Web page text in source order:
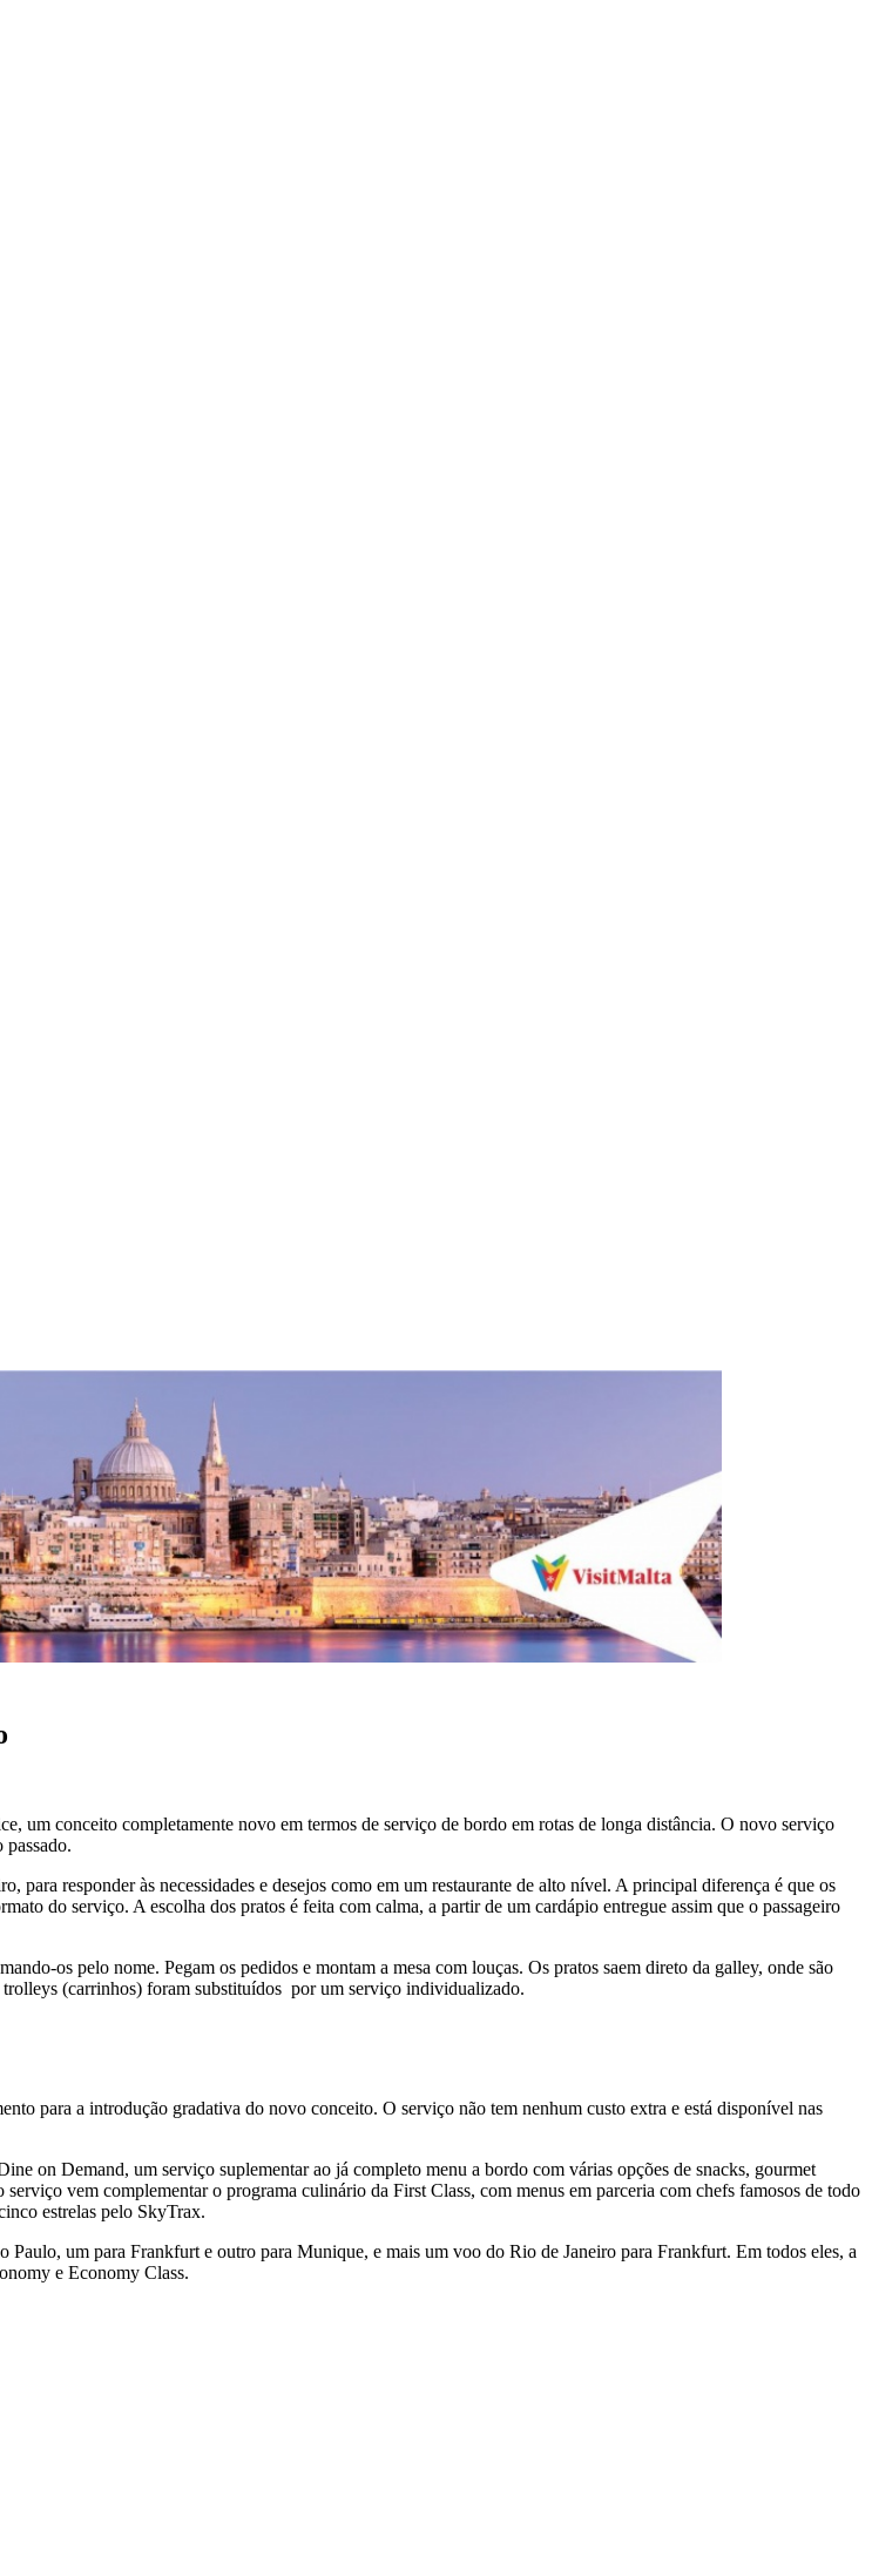
um conceito completamente novo em termos de serviço de bordo em rotas de longa distância. O novo serviço
para responder às necessidades e desejos como em um restaurante de alto nível. A principal diferença é que os
do serviço. A escolha dos pratos é feita com calma, a partir de um cardápio entregue assim que o passageiro
os pelo nome. Pegam os pedidos e montam a mesa com louças. Os pratos saem direto da galley, onde são
trolleys (carrinhos) foram substituídos por um serviço individualizado.
para a introdução gradativa do novo conceito. O serviço não tem nenhum custo extra e está disponível nas
on Demand, um serviço suplementar ao já completo menu a bordo com várias opções de snacks, gourmet
vem complementar o programa culinário da First Class, com menus em parceria com chefs famosos de todo
estrelas pelo SkyTrax.
um para Frankfurt e outro para Munique, e mais um voo do Rio de Janeiro para Frankfurt. Em todos eles, a
e Economy Class.